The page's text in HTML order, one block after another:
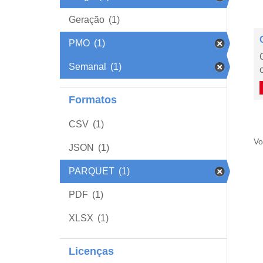
Geração (1)
PMO (1)
Semanal (1)
Formatos
CSV (1)
JSON (1)
PARQUET (1)
PDF (1)
XLSX (1)
Licenças